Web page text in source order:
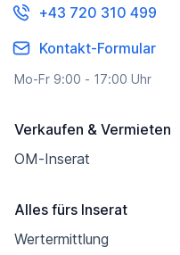
+43 720 310 499
Kontakt-Formular
Mo-Fr 9:00 - 17:00 Uhr
Verkaufen & Vermieten
OM-Inserat
Alles fürs Inserat
Wertermittlung